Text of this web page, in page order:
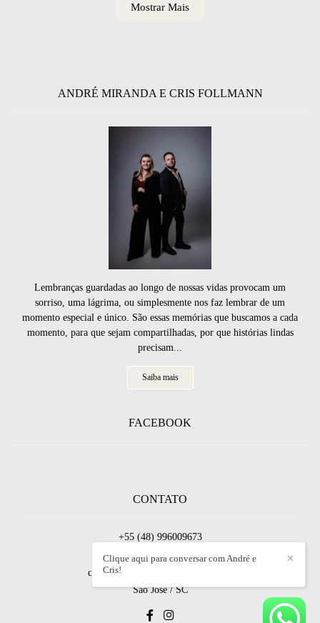
Mostrar Mais
ANDRÉ MIRANDA E CRIS FOLLMANN
Lembranças guardadas ao longo de nossas vidas provocam um
sorriso, uma lágrima, ou simplesmente nos faz lembrar de um
momento especial e único. São essas memórias que buscamos a cada
momento, para que sejam compartilhadas, por que histórias lindas
precisam...
Saiba mais
FACEBOOK
CONTATO
+55 (48) 996009673
Enviar mensagem
contato@fotosandremiranda.com.br
Sao Jose / SC
✕
Clique aqui para conversar com André e
Cris!